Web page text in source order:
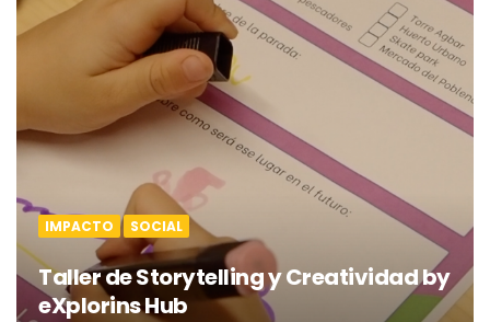
IMPACTO SOCIAL
Taller de Storytelling y Creatividad by
eXplorins Hub